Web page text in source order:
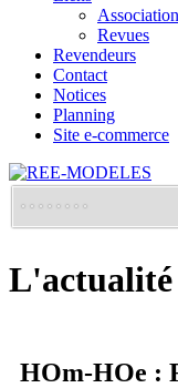
Revues
Revendeurs
Contact
Notices
Planning
Site e-commerce
L'actualité
HOm-HOe :